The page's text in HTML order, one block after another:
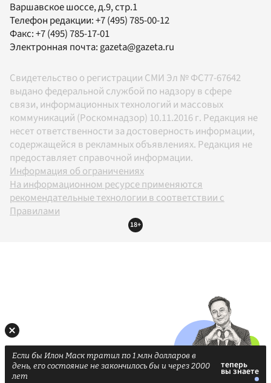
Варшавское шоссе, д.9, стр.1
Телефон редакции:+7 (495) 785-00-12
Факс:+7 (495) 785-17-01
Электронная почта:gazeta@gazeta.ru
Свидетельство о регистрации СМИ Эл № ФС77-67642
выдано федеральной службой по надзору в сфере
связи, информационных технологий и массовых
коммуникаций (Роскомнадзор) 10.11.2016 г. Редакция не
несет ответственности за достоверность информации,
содержащейся в рекламных объявлениях. Редакция не
предоставляет справочной информации.
Информация об ограничениях
На информационном ресурсе применяются
рекомендательные технологии в соответствии с
Правилами
18+
Если бы Илон Маск тратил по 1 млн долларов в
день, его состояние не закончилось бы и через 2000
лет